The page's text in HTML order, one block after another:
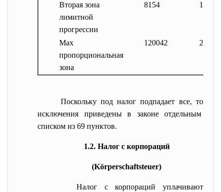
Вторая зона
лимитной
прогрессии
8154 16308
Max
пропорциональная
зона
120042
Поскольку под налог подпадает все, то
исключения приведены в законе отдельным
списком из 69 пунктов.
1.2. Налог с корпораций
(Körperschaftsteuer)
Налог с корпораций уплачивают